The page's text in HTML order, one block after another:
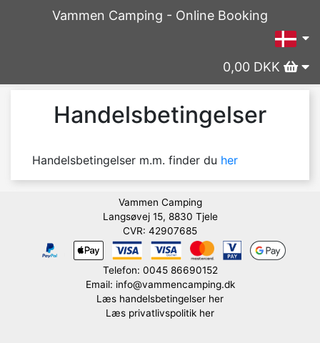
Vammen Camping - Online Booking
0,00 DKK
Handelsbetingelser
Handelsbetingelser m.m. finder du her
Vammen Camping
Langsøvej 15, 8830 Tjele
CVR: 42907685
Telefon: 0045 86690152
Email: info@vammencamping.dk
Læs handelsbetingelser her
Læs privatlivspolitik her